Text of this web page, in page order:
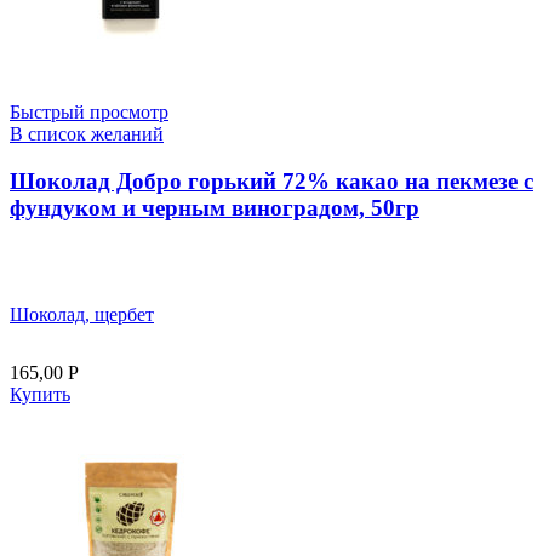
Быстрый просмотр
В список желаний
Шоколад Добро горький 72% какао на пекмезе с
фундуком и черным виноградом, 50гр
Шоколад, щербет
165,00 Р
Купить